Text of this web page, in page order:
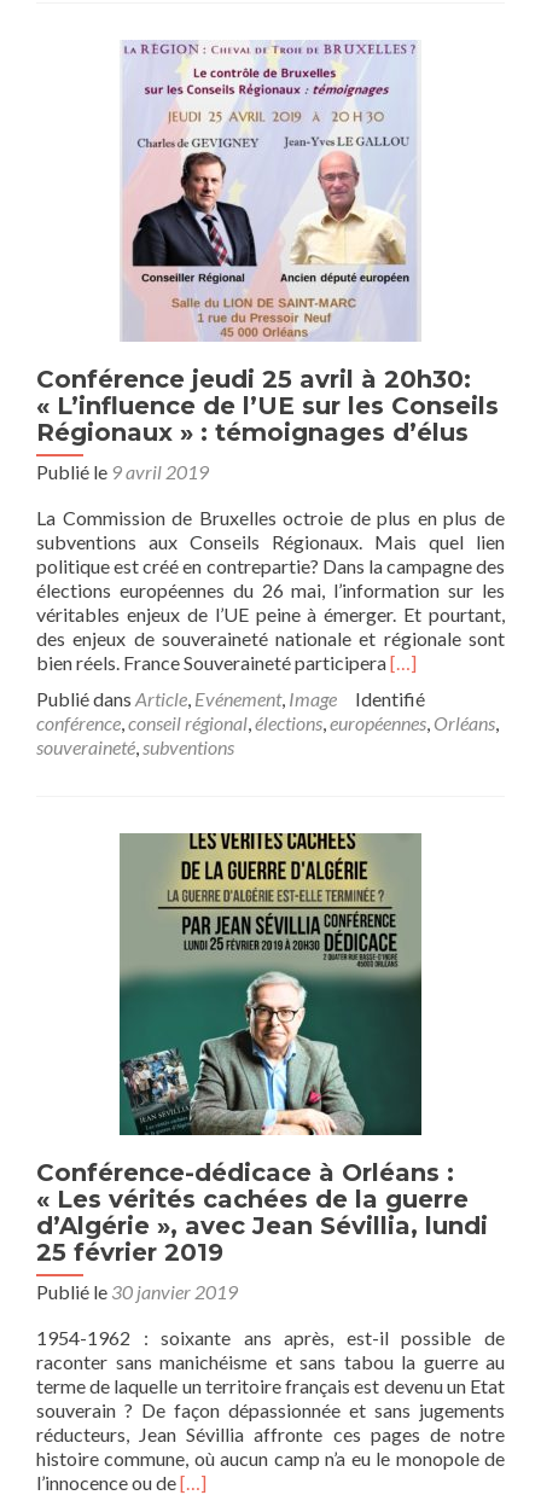
Conférence jeudi 25 avril à 20h30:
« L’influence de l’UE sur les Conseils
Régionaux » : témoignages d’élus
Publié le 9 avril 2019
La Commission de Bruxelles octroie de plus en plus de
subventions aux Conseils Régionaux. Mais quel lien
politique est créé en contrepartie? Dans la campagne des
élections européennes du 26 mai, l’information sur les
véritables enjeux de l’UE peine à émerger. Et pourtant,
des enjeux de souveraineté nationale et régionale sont
bien réels. France Souveraineté participeraEn
plus
surConférence
à
de
l’UE
sur
les
[…]
Publié dans Article, Evénement, Image
Identifié
conférence,conseil régional,élections,européennes, Orléans,
souveraineté,subventions
Conférence-dédicace à Orléans :
« Les vérités cachées de la guerre
d’Algérie », avec Jean Sévillia, lundi
25 février 2019
Publié le 30 janvier 2019
1954-1962 : soixante ans après, est-il possible de
raconter sans manichéisme et sans tabou la guerre au
terme de laquelle un territoire français est devenu un Etat
souverain ? De façon dépassionnée et sans jugements
réducteurs, Jean Sévillia affronte ces pages de notre
histoire commune, où aucun camp n’a eu le monopole de
l’innocence ou deEn
[…]